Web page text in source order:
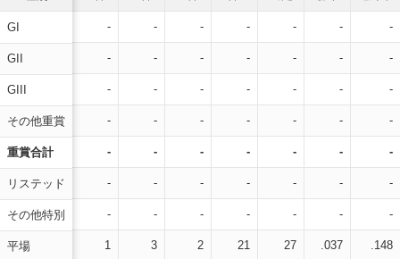
GI
GII
GIII
その他重賞
重賞合計
リステッド
その他特別
平場
- - - - - - -
- - - - - - -
- - - - - - -
- - - - - - -
- - - - - - -
- - - - - - -
- - - - - - -
1 3 2 21 27 .037 .148